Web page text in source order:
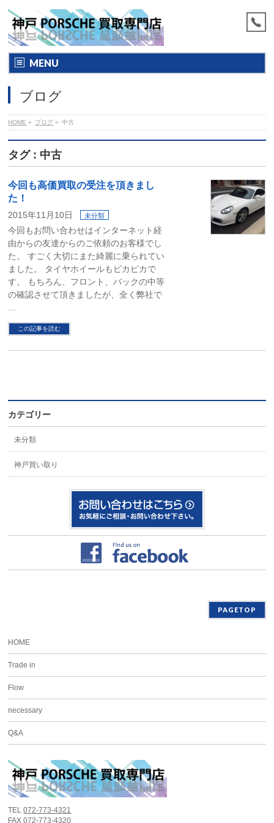
MENU
ブログ
HOME » ブログ » 中古
タグ : 中古
今回も高価買取の受注を頂きまし
た！
2015年11月10日 未分類
今回もお問い合わせはインターネット経
由からの友達からのご依頼のお客様でし
た。 すごく大切にまた綺麗に乗られてい
ました。 タイヤホイールもピカピカで
す。 もちろん、フロント、バックの中等
の確認させて頂きましたが、全く弊社で
この記事を読む
カテゴリー
未分類
神戸買い取り
PAGETOP
HOME
Trade in
Flow
necessary
Q&A
TEL072-773-4321
FAX 072-773-4320